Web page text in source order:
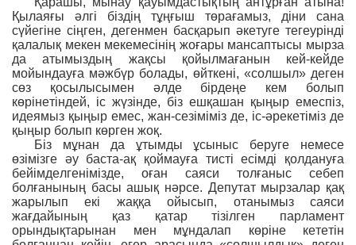
Қылаяғы əлгі біздің тұңғыш төрағамыз, діни сана
сүйегіне сіңген, дегенмен басқарып əкетуге тегеурінді
қалалық мекен мекемесінің жоғары мансаптысы мырза
да атымыздың жақсы қойылмағанын кей-кейде
мойындауға мəжбүр болады, өйткені, «солшыл» деген
сөз қосылысымен əлде бірдеңе кем болып
көрінетіндей, іс жүзінде, біз ешқашан қыңыр емеспіз,
идеямыз қыңыр емес, жан-сезіміміз де, іс-əрекетіміз де
қыңыр болып көрген жоқ.
Біз мұнан да ұтымды ұсыныс беруге немесе
өзімізге əу баста-ақ қоймауға тисті есімді қолдануға
бейімделгенімізде, оған саяси толғаныс себеп
болғанының басы ашық нəрсе. Депутат мырзалар қақ
жарылып екі жаққа ойысып, отанымыз саяси
жағдайының қаз қатар тізілген парламент
орындықтарынан мен мұндалап көріне кететін